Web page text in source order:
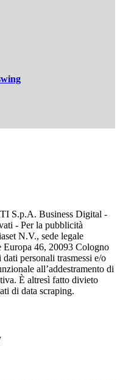
S.p.A. Business Digital -
- Per la pubblicità
N.V., sede legale
46, 20093 Cologno
personali trasmessi e/o
all’addestramento di
È altresì fatto divieto
di data scraping.